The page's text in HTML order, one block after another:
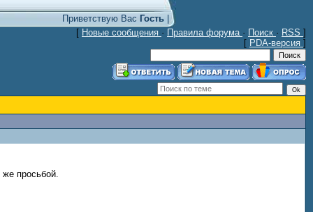
Приветствую Вас Гость|
[ Новые сообщения · Правила форума · Поиск · RSS ]
[ PDA-версия ]
просьбой.